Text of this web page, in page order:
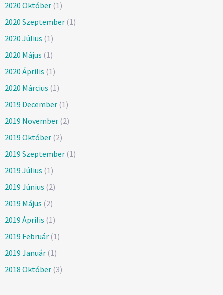
2020 Október (1)
2020 Szeptember (1)
2020 Július (1)
2020 Május (1)
2020 Április (1)
2020 Március (1)
2019 December (1)
2019 November (2)
2019 Október (2)
2019 Szeptember (1)
2019 Július (1)
2019 Június (2)
2019 Május (2)
2019 Április (1)
2019 Február (1)
2019 Január (1)
2018 Október (3)